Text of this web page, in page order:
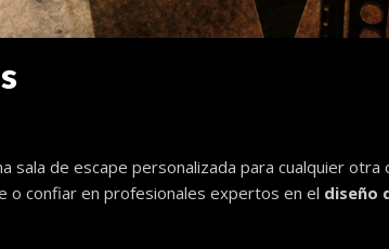
sala de escape personalizada para cualquier otra
o confiar en profesionales expertos en el diseño